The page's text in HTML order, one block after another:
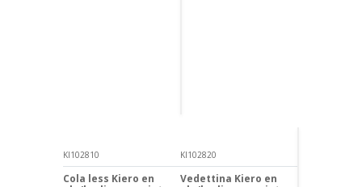
KI102810
Cola less Kiero en
KI102820
Vedettina Kiero en